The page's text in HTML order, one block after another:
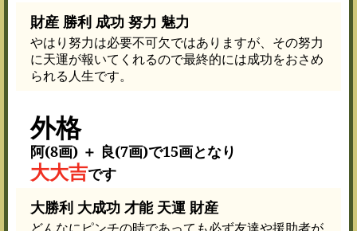
財産 勝利 成功 努力 魅力
やはり努力は必要不可欠ではありますが、その努力
に天運が報いてくれるので最終的には成功をおさめ
られる人生です。
外格
阿(8画) ＋ 良(7画)で15画となり
大大吉です
大勝利 大成功 才能 天運 財産